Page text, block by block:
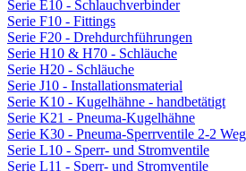
Serie E10 - Schlauchverbinder
Serie F10 - Fittings
Serie F20 - Drehdurchführungen
Serie H10 & H70 - Schläuche
Serie H20 - Schläuche
Serie J10 - Installationsmaterial
Serie K10 - Kugelhähne - handbetätigt
Serie K21 - Pneuma-Kugelhähne
Serie K30 - Pneuma-Sperrventile 2-2
Serie L10 - Sperr- und Stromventile
Serie L11 - Sperr- und Stromventile